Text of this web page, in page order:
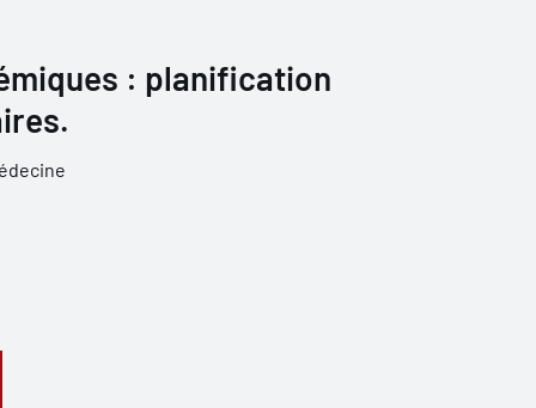
: planification